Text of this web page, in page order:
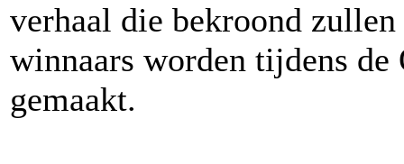
verhaal die bekroond
winnaars worden tijdens de
gemaakt.